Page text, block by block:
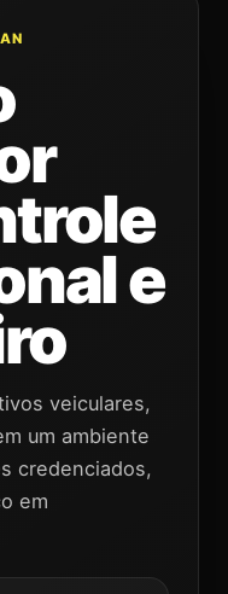
e
veiculares,
um ambiente
credenciados,
em